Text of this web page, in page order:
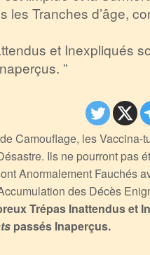
les Tranches d’âge,
et Inexpliqués
”
Camouflage, les Vaccina-
Ils ne pourront pas
Anormalement Fauchés
des Décès
Trépas Inattendus et
passés Inaperçus.